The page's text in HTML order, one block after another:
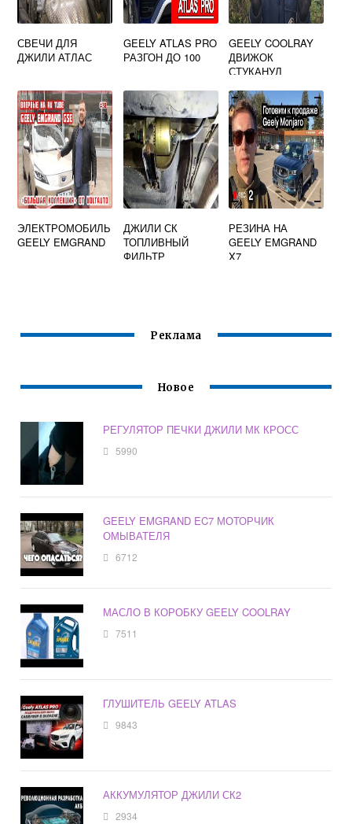
СВЕЧИ ДЛЯ
ДЖИЛИ АТЛАС
GEELY ATLAS PRO
РАЗГОН ДО 100
GEELY COOLRAY
ДВИЖОК
СТУКАНУЛ
ЭЛЕКТРОМОБИЛЬ
GEELY EMGRAND
ДЖИЛИ СК
ТОПЛИВНЫЙ
ФИЛЬТР
РЕЗИНА НА
GEELY EMGRAND
X7
Реклама
Новое
РЕГУЛЯТОР ПЕЧКИ ДЖИЛИ МК КРОСС
5990
GEELY EMGRAND EC7 МОТОРЧИК
ОМЫВАТЕЛЯ
6712
МАСЛО В КОРОБКУ GEELY COOLRAY
7511
ГЛУШИТЕЛЬ GEELY ATLAS
9843
АККУМУЛЯТОР ДЖИЛИ СК2
2934